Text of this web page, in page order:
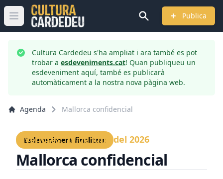
Obrir menú principal Publica
Cultura Cardedeu s'ha ampliat i ara també es pot
trobar a esdeveniments.cat! Quan publiqueu un
esdeveniment aquí, també es publicarà
automàticament a la nostra nova pàgina web.
Agenda Mallorca confidencial
Esdeveniment finalitzat
Divendres, 19 de juny del 2026
Mallorca confidencial